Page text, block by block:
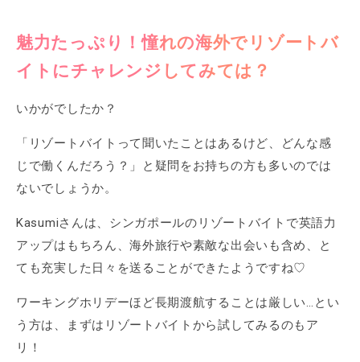
魅力たっぷり！憧れの海外でリゾートバ
イトにチャレンジしてみては？
いかがでしたか？
「リゾートバイトって聞いたことはあるけど、どんな感
じで働くんだろう？」と疑問をお持ちの方も多いのでは
ないでしょうか。
Kasumiさんは、シンガポールのリゾートバイトで英語力
アップはもちろん、海外旅行や素敵な出会いも含め、と
ても充実した日々を送ることができたようですね♡
ワーキングホリデーほど長期渡航することは厳しい…とい
う方は、まずはリゾートバイトから試してみるのもア
リ！